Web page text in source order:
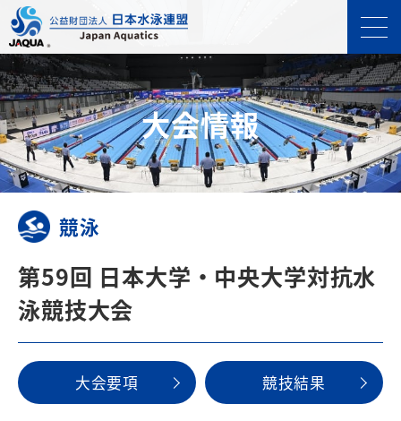
⼤会情報
競泳
第59回 日本大学・中央大学対抗水
泳競技大会
⼤会要項 競技結果